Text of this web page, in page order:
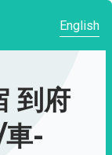
English
到府
-